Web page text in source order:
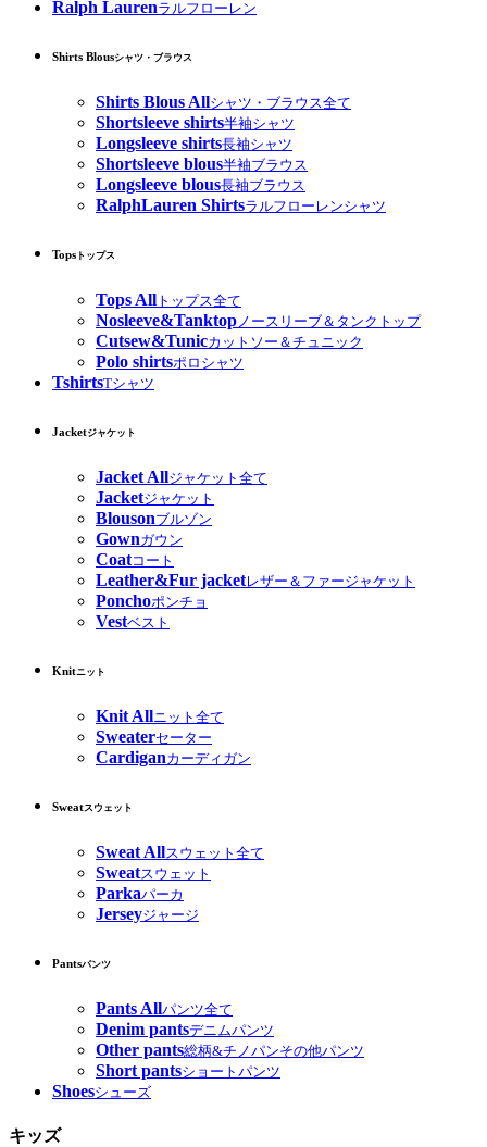
Ralph Laurenラルフローレン
Shirts Blousシャツ・ブラウス
Shirts Blous Allシャツ・ブラウス全て
Shortsleeve shirts半袖シャツ
Longsleeve shirts長袖シャツ
Shortsleeve blous半袖ブラウス
Longsleeve blous長袖ブラウス
RalphLauren Shirtsラルフローレンシャツ
Tops トップス
Tops All トップス全て
Nosleeve&Tanktopノースリーブ＆タンクトップ
Cutsew&Tunicカットソー＆チュニック
Polo shirtsポロシャツ
TshirtsTシャツ
Jacketジャケット
Jacket Allジャケット全て
Jacketジャケット
Blousonブルゾン
Gownガウン
Coatコート
Leather&Fur jacketレザー＆ファージャケット
Ponchoポンチョ
Vestベスト
Knitニット
Knit Allニット全て
Sweaterセーター
Cardiganカーディガン
Sweatスウェット
Sweat Allスウェット全て
Sweatスウェット
Parkaパーカ
Jerseyジャージ
Pantsパンツ
Pants Allパンツ全て
Denim pantsデニムパンツ
Other pants総柄&チノパンその他パンツ
Short pantsショートパンツ
Shoesシューズ
キッズ